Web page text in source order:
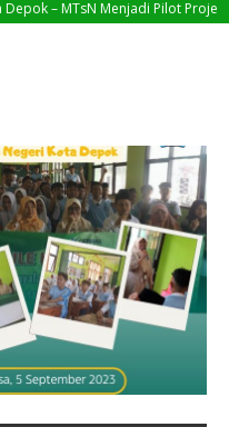
Menjadi Pilot Project